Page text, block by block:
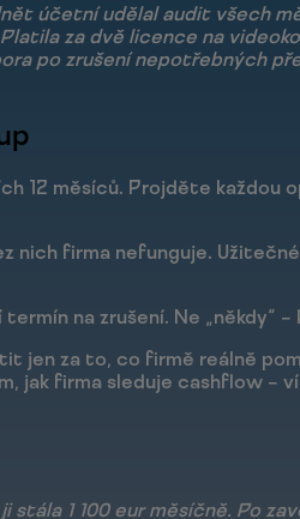
účetní udělal audit všech
za dvě licence na
po zrušení nepotřebných
12 měsíců. Projděte každou
nich firma nefunguje.
na zrušení. Ne „někdy“
jen za to, co firmě reálně
jak firma sleduje cashflow –
1 100 eur měsíčně. Po